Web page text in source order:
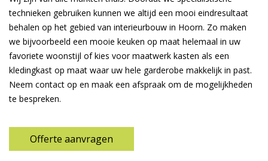
technieken gebruiken kunnen we altijd een mooi eindresultaat
behalen op het gebied van interieurbouw in Hoorn. Zo maken
we bijvoorbeeld een mooie keuken op maat helemaal in uw
favoriete woonstijl of kies voor maatwerk kasten als een
kledingkast op maat waar uw hele garderobe makkelijk in past.
Neem contact op en maak een afspraak om de mogelijkheden
te bespreken.
Offerte aanvragen